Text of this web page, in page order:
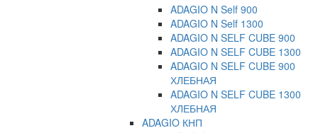
ADAGIO N Self 900
ADAGIO N Self 1300
ADAGIO N SELF CUBE 900
ADAGIO N SELF CUBE 1300
ADAGIO N SELF CUBE 900
ХЛЕБНАЯ
ADAGIO N SELF CUBE 1300
ХЛЕБНАЯ
ADAGIO КНП